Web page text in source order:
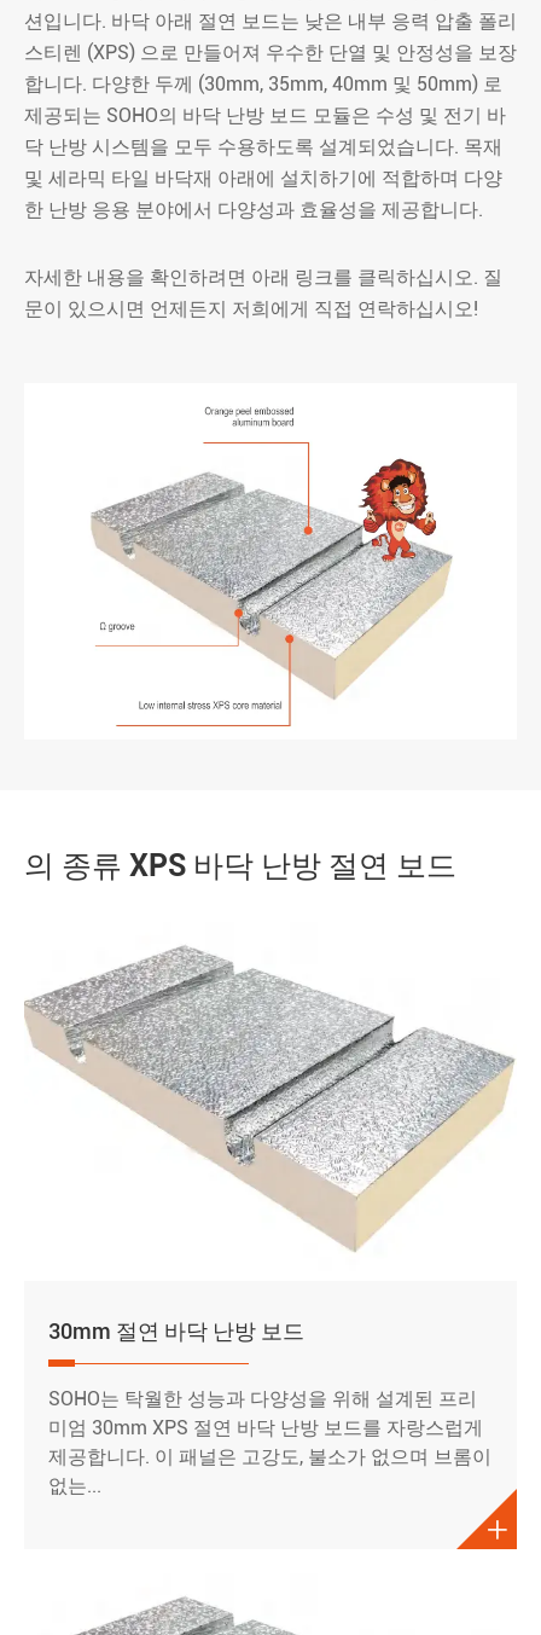
션입니다. 바닥 아래 절연 보드는 낮은 내부 응력 압출 폴리
스티렌 (XPS) 으로 만들어져 우수한 단열 및 안정성을 보장
합니다. 다양한 두께 (30mm, 35mm, 40mm 및 50mm) 로
제공되는 SOHO의 바닥 난방 보드 모듈은 수성 및 전기 바
닥 난방 시스템을 모두 수용하도록 설계되었습니다. 목재
및 세라믹 타일 바닥재 아래에 설치하기에 적합하며 다양
한 난방 응용 분야에서 다양성과 효율성을 제공합니다.
자세한 내용을 확인하려면 아래 링크를 클릭하십시오. 질
문이 있으시면 언제든지 저희에게 직접 연락하십시오!
의 종류 XPS 바닥 난방 절연 보드
30mm 절연 바닥 난방 보드
SOHO는 탁월한 성능과 다양성을 위해 설계된 프리
미엄 30mm XPS 절연 바닥 난방 보드를 자랑스럽게
제공합니다. 이 패널은 고강도, 불소가 없으며 브롬이
없는...
